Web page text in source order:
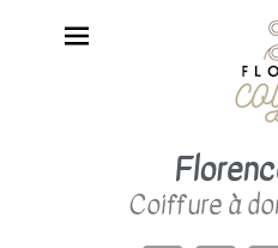
Coiffure à